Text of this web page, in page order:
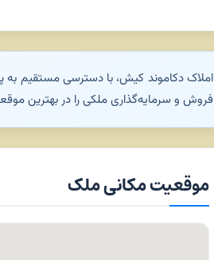
املاک دکاموند کیش، با دسترسی مستقیم به
فروش و سرمایه‌گذاری ملکی را در بهترین
موقعیت مکانی ملک